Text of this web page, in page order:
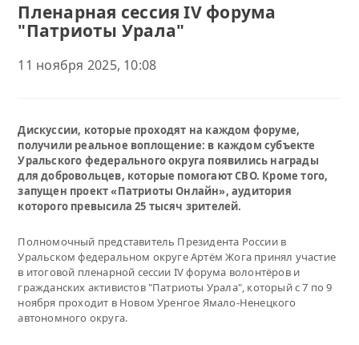
Пленарная сессия IV форума
"Патриоты Урала"
11 ноября 2025, 10:08
Дискуссии, которые проходят на каждом форуме,
получили реальное воплощение: в каждом субъекте
Уральского федерального округа появились награды
для добровольцев, которые помогают СВО. Кроме того,
запущен проект «Патриоты Онлайн», аудитория
которого превысила 25 тысяч зрителей.
Полномочный представитель Президента России в
Уральском федеральном округе Артём Жога принял участие
в итоговой пленарной сессии IV форума волонтёров и
гражданских активистов "Патриоты Урала", который с 7 по 9
ноября проходит в Новом Уренгое Ямало-Ненецкого
автономного округа.